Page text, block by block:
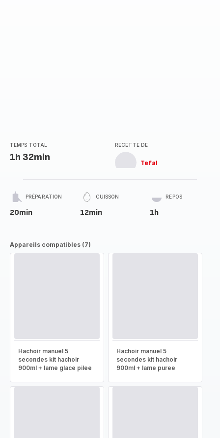
TEMPS TOTAL
1h 32min
RECETTE DE
Tefal
PRÉPARATION
20min
CUISSON
12min
REPOS
1h
Appareils compatibles (7)
Hachoir manuel 5
secondes kit hachoir
900ml + lame glace pilee
Hachoir manuel 5
secondes kit hachoir
900ml + lame puree